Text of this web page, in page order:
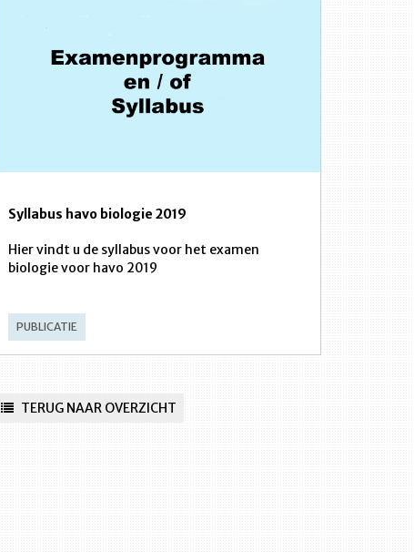
Syllabus havo biologie 2019
Hier vindt u de syllabus voor het examen
biologie voor havo 2019
PUBLICATIE
TERUG NAAR OVERZICHT